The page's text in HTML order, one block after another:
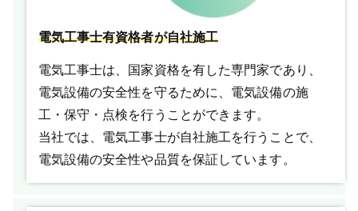
電気工事士有資格者が自社施工
電気工事士は、国家資格を有した専門家であり、
電気設備の安全性を守るために、電気設備の施
工・保守・点検を行うことができます。
当社では、電気工事士が自社施工を行うことで、
電気設備の安全性や品質を保証しています。